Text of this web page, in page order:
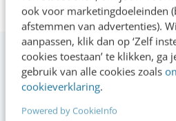
ook voor marketingdoeleinden
afstemmen van advertenties).
aanpassen, klik dan op ‘Zelf
cookies toestaan’ te klikken, ga
gebruik van alle cookies zoals
cookieverklaring.
Powered by CookieInfo
VIDEO SHORTS